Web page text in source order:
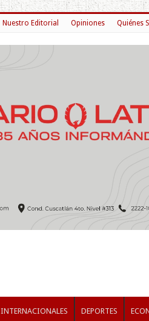
Nuestro Editorial Opiniones Quiénes
INTERNACIONALES DEPORTES